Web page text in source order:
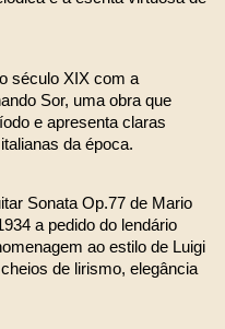
século XIX com a
Sor, uma obra que
e apresenta claras
da época.
Sonata Op.77 de Mario
a pedido do lendário
ao estilo de Luigi
de lirismo, elegância